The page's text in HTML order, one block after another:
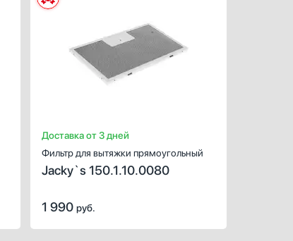
ХАРАКТЕРИСТИКИ
для вытяжек
Количество (шт):
серебристый
Доставка от 3 дней
Фильтр для вытяжки прямоугольный
Jacky`s 150.1.10.0080
1 990 руб.